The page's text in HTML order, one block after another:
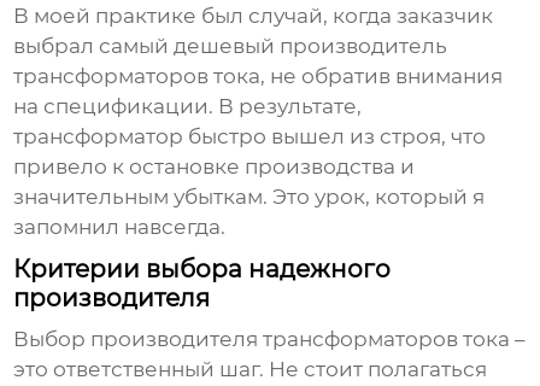
В моей практике был случай, когда заказчик
выбрал самый дешевый производитель
трансформаторов тока, не обратив внимания
на спецификации. В результате,
трансформатор быстро вышел из строя, что
привело к остановке производства и
значительным убыткам. Это урок, который я
запомнил навсегда.
Критерии выбора надежного
производителя
Выбор производителя трансформаторов тока –
это ответственный шаг. Не стоит полагаться